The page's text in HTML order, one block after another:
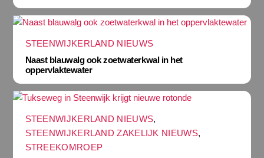
STEENWIJKERLAND NIEUWS
Naast blauwalg ook zoetwaterkwal in het
oppervlaktewater
STEENWIJKERLAND NIEUWS,
STEENWIJKERLAND ZAKELIJK NIEUWS,
STREEKOMROEP